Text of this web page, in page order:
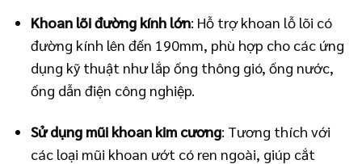
Khoan lõi đường kính lớn: Hỗ trợ khoan lỗ lõi có
đường kính lên đến 190mm, phù hợp cho các ứng
dụng kỹ thuật như lắp ống thông gió, ống nước,
ống dẫn điện công nghiệp.
Sử dụng mũi khoan kim cương: Tương thích với
các loại mũi khoan ướt có ren ngoài, giúp cắt